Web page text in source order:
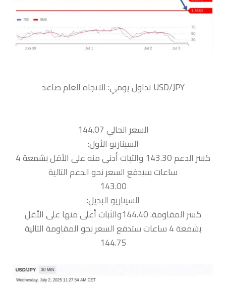
‏USD/JPY تداول يومي: الاتجاه العام صاعد
السعر الحالي 144.07
السيناريو الأول:
كسر الدعم 143.30 والثبات أدنى منه على الأقل بشمعة 4
ساعات سيدفع السعر نحو الدعم التالية
143.00
السيناريو البديل:
كسر المقاومة. 144.40والثبات أعلى منها على الأقل
بشمعة 4 ساعات ستدفع السعر نحو المقاومة التالية
144.75